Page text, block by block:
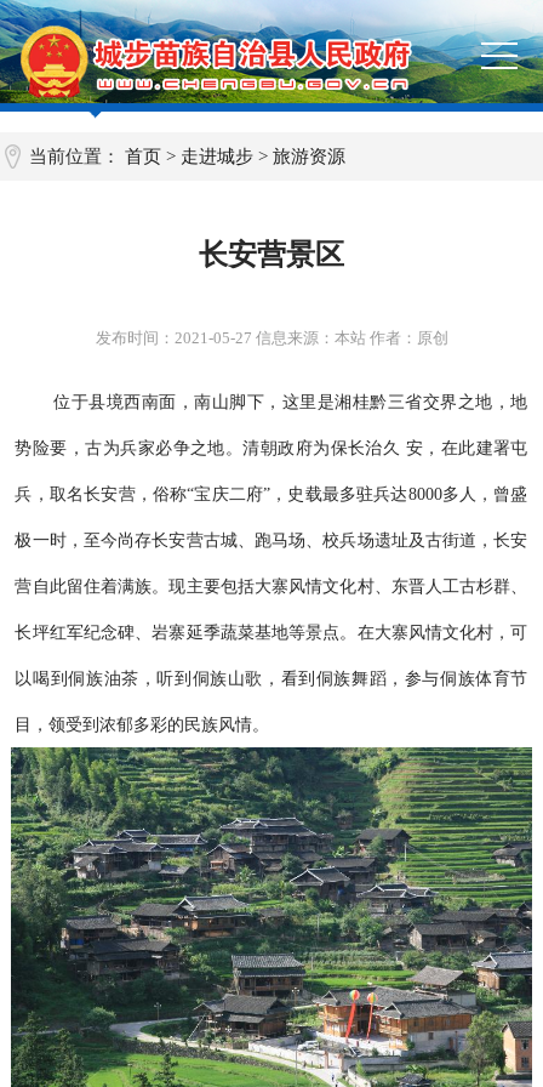
当前位置：首页 > 走进城步 >旅游资源
长安营景区
发布时间： 2021-05-27 信息来源：本站 作者：原创
位于县境西南面，南山脚下，这里是湘桂黔三省交界之地，地
势险要，古为兵家必争之地。清朝政府为保长治久 安，在此建署屯
兵，取名长安营，俗称“宝庆二府”，史载最多驻兵达8000多人，曾盛
极一时，至今尚存长安营古城、跑马场、校兵场遗址及古街道，长安
营自此留住着满族。现主要包括大寨风情文化村、东晋人工古杉群、
长坪红军纪念碑、岩寨延季蔬菜基地等景点。在大寨风情文化村，可
以喝到侗族油茶，听到侗族山歌，看到侗族舞蹈，参与侗族体育节
目，领受到浓郁多彩的民族风情。